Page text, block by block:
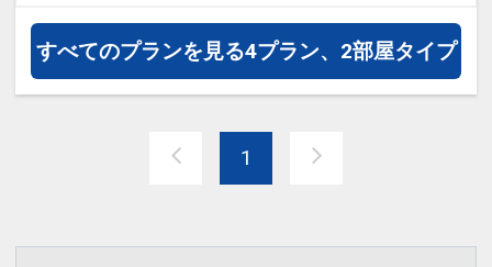
●周辺散策に便利なレンタサイクルをご
※台数に限りがございます。
※旅行代金に含まれます。
すべてのプランを見る4プラン、2部屋タイプ
1